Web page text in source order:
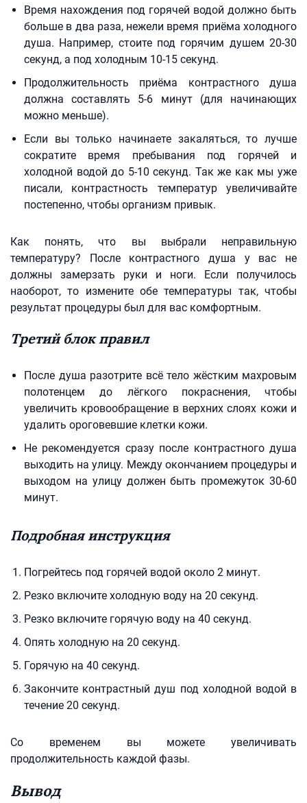
Время нахождения под горячей водой должно быть
больше в два раза, нежели время приёма холодного
душа. Например, стоите под горячим душем 20-30
секунд, а под холодным 10-15 секунд.
Продолжительность приёма контрастного душа
должна составлять 5-6 минут (для начинающих
можно меньше).
Если вы только начинаете закаляться, то лучше
сократите время пребывания под горячей и
холодной водой до 5-10 секунд. Так же как мы уже
писали, контрастность температур увеличивайте
постепенно, чтобы организм привык.
Как понять, что вы выбрали неправильную
температуру? После контрастного душа у вас не
должны замерзать руки и ноги. Если получилось
наоборот, то измените обе температуры так, чтобы
результат процедуры был для вас комфортным.
Третий блок правил
После душа разотрите всё тело жёстким махровым
полотенцем до лёгкого покраснения, чтобы
увеличить кровообращение в верхних слоях кожи и
удалить ороговевшие клетки кожи.
Не рекомендуется сразу после контрастного душа
выходить на улицу. Между окончанием процедуры и
выходом на улицу должен быть промежуток 30-60
минут.
Подробная инструкция
Погрейтесь под горячей водой около 2 минут.
Резко включите холодную воду на 20 секунд.
Резко включите горячую воду на 40 секунд.
Опять холодную на 20 секунд.
Горячую на 40 секунд.
Закончите контрастный душ под холодной водой в
течение 20 секунд.
Со временем вы можете увеличивать
продолжительность каждой фазы.
Вывод